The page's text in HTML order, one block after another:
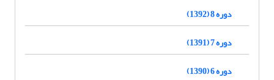
دوره 8 (1392)
دوره 7 (1391)
دوره 6 (1390)